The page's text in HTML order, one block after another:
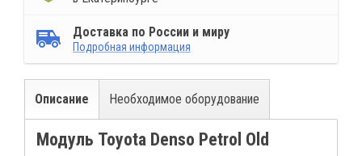
Доставка по России и миру
Подробная информация
Описание Необходимое оборудование
Модуль Toyota Denso Petrol Old